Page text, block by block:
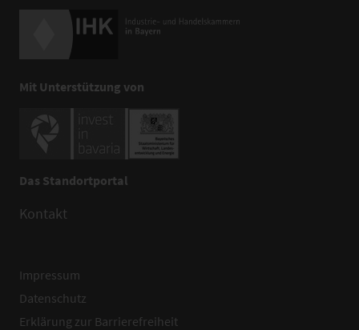
Mit Unterstützung von
Das Standortportal
Kontakt
Impressum
Datenschutz
Erklärung zur Barrierefreiheit